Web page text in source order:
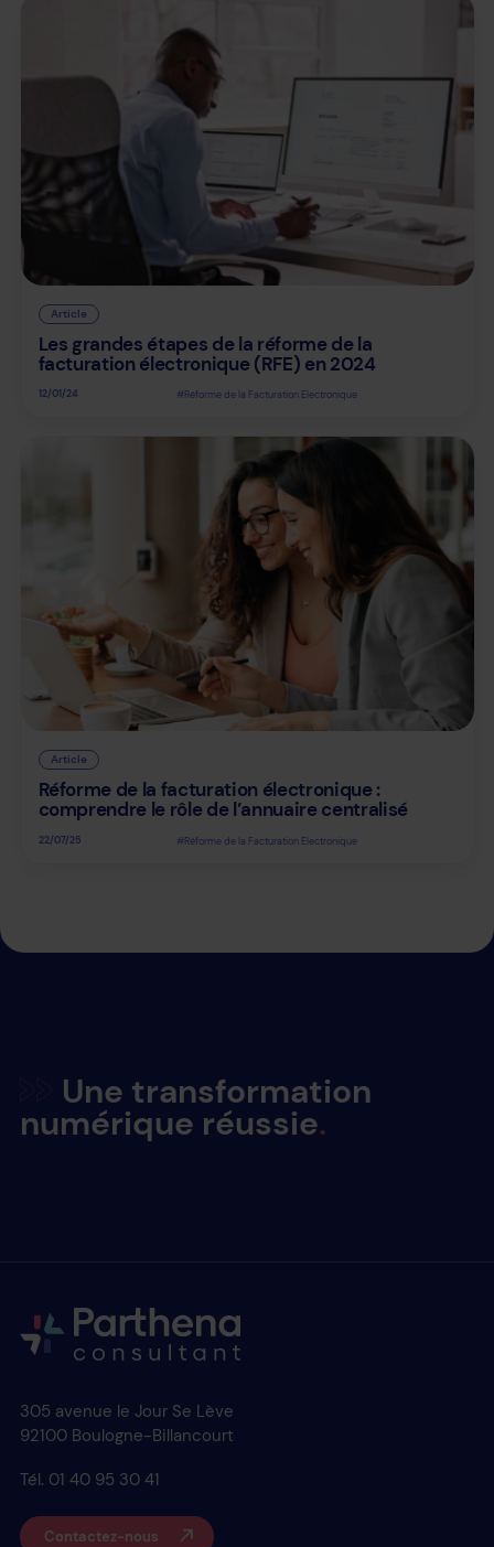
Article
Les grandes étapes de la réforme de la
facturation électronique (RFE) en 2024
12/01/24 #Réforme de la Facturation Electronique
Article
Réforme de la facturation électronique :
comprendre le rôle de l’annuaire centralisé
22/07/25 #Réforme de la Facturation Electronique
Une transformation
numérique réussie
305 avenue le Jour Se Lève
92100 Boulogne-Billancourt
Tél. 01 40 95 30 41
Contactez-nous